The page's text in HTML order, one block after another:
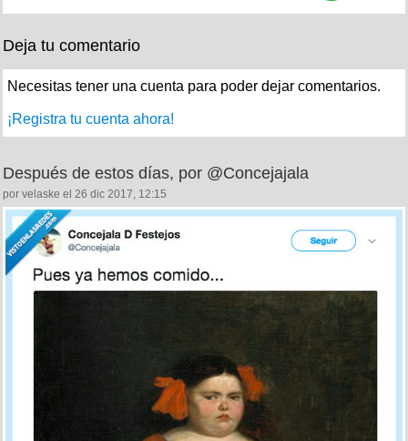
Deja tu comentario
Necesitas tener una cuenta para poder dejar comentarios.
¡Registra tu cuenta ahora!
Después de estos días, por @Concejajala
por velaske el 26 dic 2017, 12:15